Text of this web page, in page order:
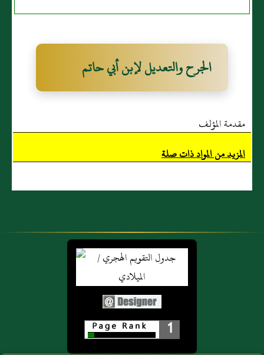
الجرح والتعديل لإبن أبي حاتم
مقدمة المؤلف
المزيد من المواد ذات صلة
1